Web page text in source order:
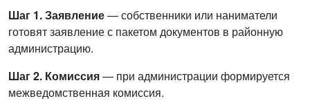
Шаг 1. Заявление— собственники или наниматели
готовят заявление с пакетом документов в районную
администрацию.
Шаг 2. Комиссия— при администрации формируется
межведомственная комиссия.